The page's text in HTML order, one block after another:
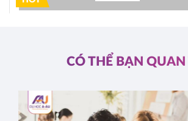
CÓ THỂ BẠN QUAN